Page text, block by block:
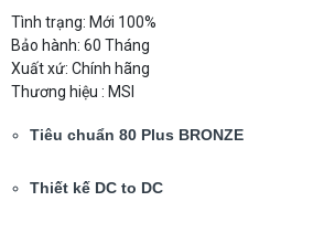
Tình trạng: Mới 100%
Bảo hành: 60 Tháng
Xuất xứ: Chính hãng
Thương hiệu : MSI
Tiêu chuẩn 80 Plus BRONZE
Thiết kế DC to DC